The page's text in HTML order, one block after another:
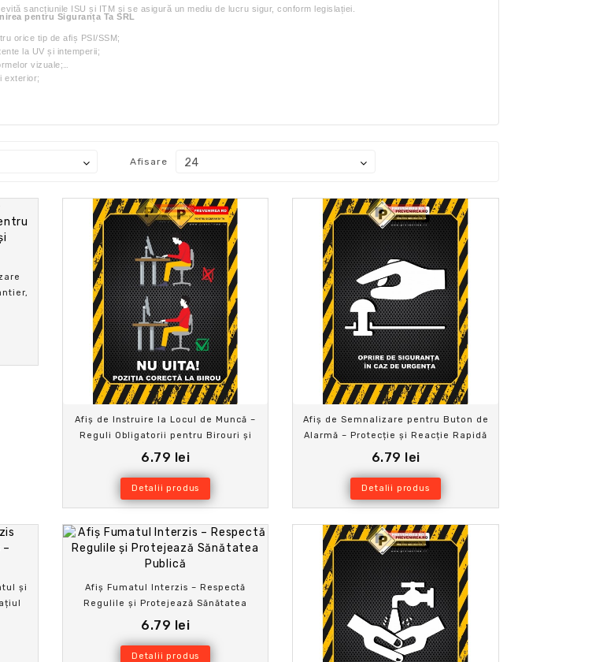
sancțiunile ISU și ITM și se asigură un mediu de lucru sigur, conform legislației.
pentru Siguranța Ta SRL
orice tip de afiș PSI/SSM;
la UV și intemperii;
vizuale;
exterior;
și necesarul de afișe.
Afisare
Afiș de Instruire la Locul de Muncă –
Reguli Obligatorii pentru Birouri și
Angajați
6.79 lei
Detalii produs
Afiș de Semnalizare pentru Buton de
Alarmă – Protecție și Reacție Rapidă
6.79 lei
Detalii produs
și
Afiș Fumatul Interzis – Respectă
Regulile și Protejează Sănătatea
Publică
6.79 lei
Detalii produs